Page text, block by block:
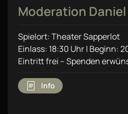
Moderation
Spielort: Theater Sapperlot
Einlass: 18:30 Uhr | Beginn:
Eintritt frei – Spenden
Info